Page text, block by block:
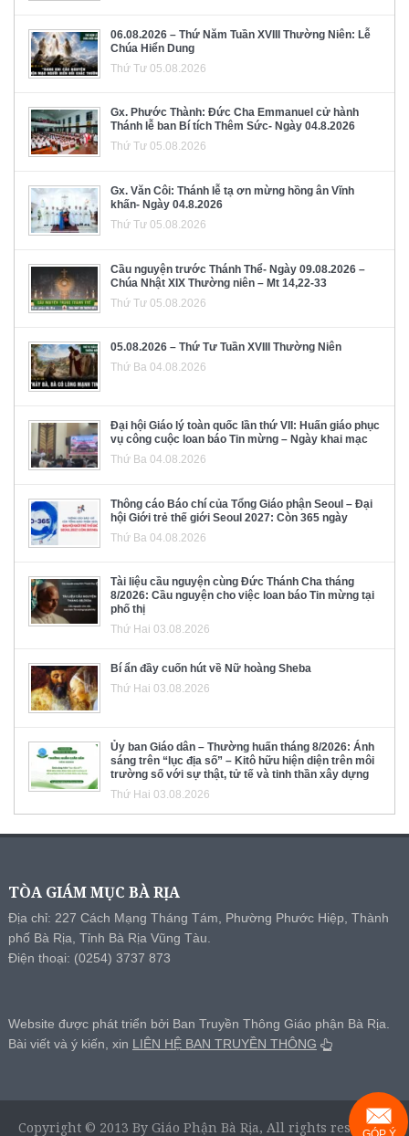
06.08.2026 – Thứ Năm Tuần XVIII Thường Niên: Lễ
Chúa Hiển Dung
Thứ Tư 05.08.2026
Gx. Phước Thành: Đức Cha Emmanuel cử hành
Thánh lễ ban Bí tích Thêm Sức- Ngày 04.8.2026
Thứ Tư 05.08.2026
Gx. Văn Côi: Thánh lễ tạ ơn mừng hồng ân Vĩnh
khấn- Ngày 04.8.2026
Thứ Tư 05.08.2026
Cầu nguyện trước Thánh Thể- Ngày 09.08.2026 –
Chúa Nhật XIX Thường niên – Mt 14,22-33
Thứ Tư 05.08.2026
05.08.2026 – Thứ Tư Tuần XVIII Thường Niên
Thứ Ba 04.08.2026
Đại hội Giáo lý toàn quốc lần thứ VII: Huấn giáo phục
vụ công cuộc loan báo Tin mừng – Ngày khai mạc
Thứ Ba 04.08.2026
Thông cáo Báo chí của Tổng Giáo phận Seoul – Đại
hội Giới trẻ thế giới Seoul 2027: Còn 365 ngày
Thứ Ba 04.08.2026
Tài liệu cầu nguyện cùng Đức Thánh Cha tháng
8/2026: Cầu nguyện cho việc loan báo Tin mừng tại
phố thị
Thứ Hai 03.08.2026
Bí ẩn đầy cuốn hút về Nữ hoàng Sheba
Thứ Hai 03.08.2026
Ủy ban Giáo dân – Thường huấn tháng 8/2026: Ánh
sáng trên “lục địa số” – Kitô hữu hiện diện trên môi
trường số với sự thật, tử tế và tinh thần xây dựng
Thứ Hai 03.08.2026
TÒA GIÁM MỤC BÀ RỊA
Địa chỉ: 227 Cách Mạng Tháng Tám, Phường Phước Hiệp, Thành
phố Bà Rịa, Tỉnh Bà Rịa Vũng Tàu.
Điện thoại: (0254) 3737 873
Website được phát triển bởi Ban Truyền Thông Giáo phận Bà Rịa.
Bài viết và ý kiến, xin LIÊN HỆ BAN TRUYỀN THÔNG
Copyright © 2013 By Giáo Phận Bà Rịa, All rights reserved.